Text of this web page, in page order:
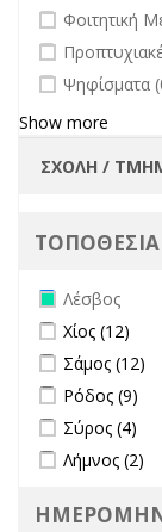
undefined
Φοιτητική
undefined
undefined
Ψηφίσματα
Show more
ΤΟΠΟΘΕΣΙΑ
Remove
Λέσβος
Apply Χίος filter
Χίος (12)
Apply Σάμος
Σάμος (12)
Apply Ρόδος
Ρόδος (9)
Apply Σύρος
Σύρος (4)
Apply Λήμνος
Λήμνος (2)